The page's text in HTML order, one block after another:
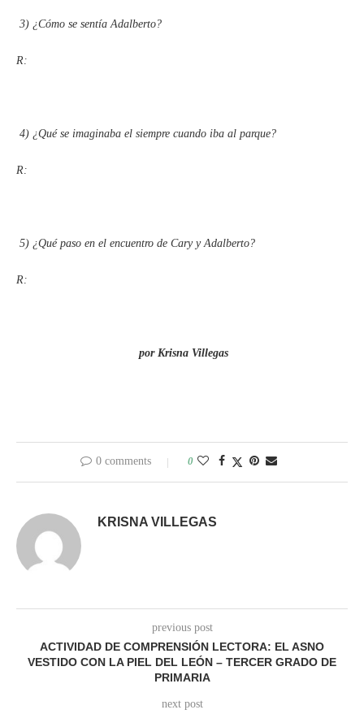
3) ¿Cómo se sentía Adalberto?
R:
4) ¿Qué se imaginaba el siempre cuando iba al parque?
R:
5) ¿Qué paso en el encuentro de Cary y Adalberto?
R:
por Krisna Villegas
0 comments 0
KRISNA VILLEGAS
previous post
ACTIVIDAD DE COMPRENSIÓN LECTORA: EL ASNO
VESTIDO CON LA PIEL DEL LEÓN – TERCER GRADO DE
PRIMARIA
next post